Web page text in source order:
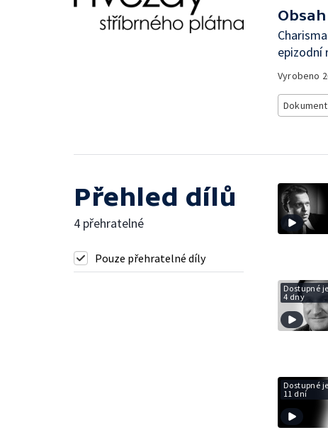
epizodní
Vyrobeno
Dokument
Přehled dílů
4 přehratelné
Pouze přehratelné díly
Dostupné
4 dny
Dostupné
11 dní